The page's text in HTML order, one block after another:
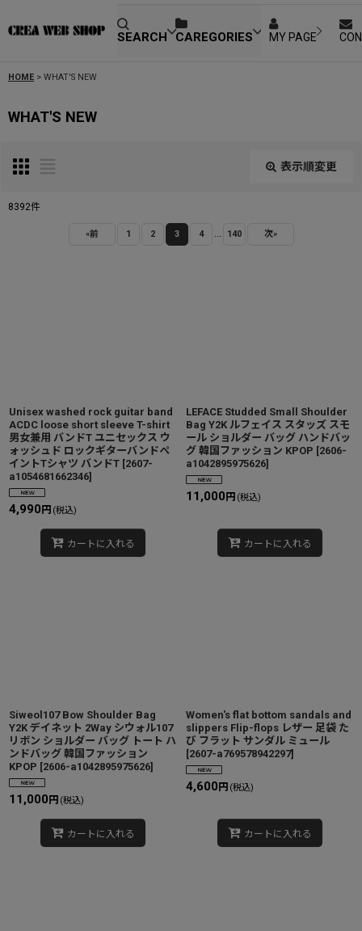
SEARCH CAREGORIES MY PAGE
HOME > WHAT'S NEW
WHAT'S NEW
表示順変更
8392件
«前 1 2 3 4 140 次»
Unisex washed rock guitar band
ACDC loose short sleeve T-shirt
男女兼用 バンドT ユニセックス ウ
ォッシュド ロックギターバンドペ
イントTシャツ バンドT [2607-
a1054681662346]
4,990 円 (税込)
カートに入れる
LEFACE Studded Small Shoulder
Bag Y2K ルフェイス スタッズ スモ
ール ショルダー バッグ ハンドバッ
グ 韓国ファッション KPOP [2606-
a1042895975626]
11,000 円 (税込)
カートに入れる
Siweol107 Bow Shoulder Bag
Y2K デイネット 2Way シウォル107
リボン ショルダー バッグ トート ハ
ンドバッグ 韓国ファッション
KPOP [2606-a1042895975626]
11,000 円 (税込)
カートに入れる
Women's flat bottom sandals and
slippers Flip-flops レザー 足袋 た
び フラット サンダル ミュール
[2607-a769578942297]
4,600 円 (税込)
カートに入れる